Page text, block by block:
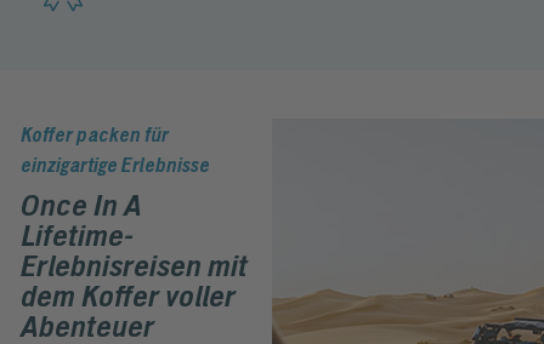
Koffer packen für
einzigartige Erlebnisse
Once In A
Lifetime-
Erlebnisreisen mit
dem Koffer voller
Abenteuer